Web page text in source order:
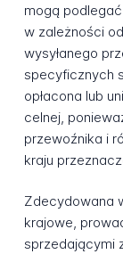
mogą
w zależności
wysyłanego
specyficznych
opłacona lub
celnej,
przewoźnika i
kraju
Zdecydowana
krajowe,
sprzedającymi